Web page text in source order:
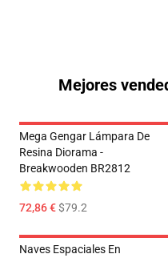
Mejores
Mega Gengar Lámpara De
Resina Diorama -
Breakwooden BR2812
72,86 €$79.2
Naves Espaciales En